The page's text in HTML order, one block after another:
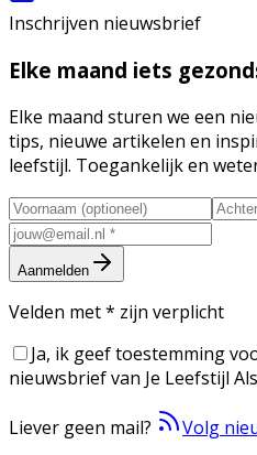
Inschrijven nieuwsbrief
Elke maand iets
Elke maand sturen we een
tips, nieuwe artikelen en
leefstijl. Toegankelijk en
Aanmelden
Velden met* zijn verplicht
Ja, ik geef toestemming
nieuwsbrief van Je Leefstijl
Liever geen mail?
Volg